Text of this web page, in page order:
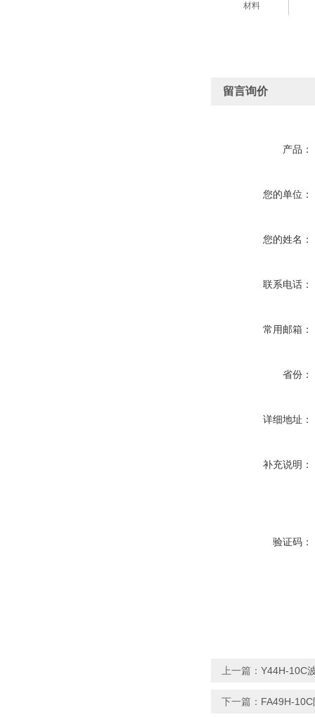
材料
留言询价
产品：
您的单位：
您的姓名：
联系电话：
常用邮箱：
省份：
详细地址：
补充说明：
验证码：
上一篇： Y44H-10C
下一篇： FA49H-